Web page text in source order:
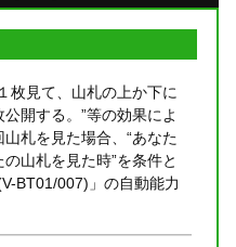
枚見て、山札の上か下に
開する。”等の効果によ
札を見た場合、“あなた
山札を見た時”を条件と
BT01/007)」の自動能力